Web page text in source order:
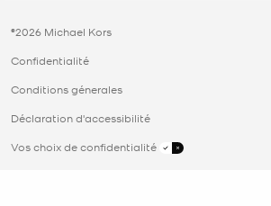
©2026 Michael Kors
Confidentialité
Conditions génerales
Déclaration d'accessibilité
Vos choix de confidentialité